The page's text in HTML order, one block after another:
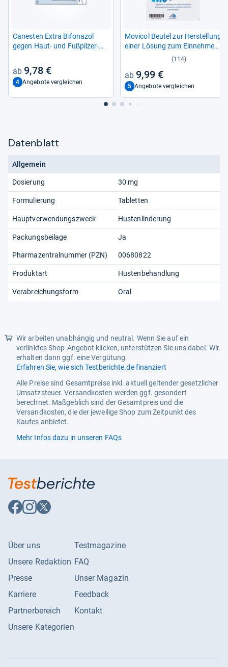
Canes­ten Extra Bifona­zol
gegen Haut-​ und Fuß­pil­zer­
9,78 €
4 Angebote vergleichen
Movi­col Beu­tel zur Her­stel­lung
einer Lösung zum Ein­neh­men
(114)
9,99 €
5 Angebote vergleichen
Datenblatt
Allgemein
Dosierung 30 mg
Formulierung Tabletten
Hauptverwendungszweck Hustenlinderung
Packungsbeilage Ja
Pharmazentralnummer (PZN) 00680822
Produktart Hustenbehandlung
Verabreichungsform Oral
Wir arbeiten unabhängig und neutral. Wenn Sie auf ein
verlinktes Shop-Angebot klicken, unterstützen Sie uns dabei. Wir
erhalten dann ggf. eine Vergütung.
Erfahren Sie, wie sich Testberichte.de finanziert
Alle Preise sind Gesamtpreise inkl. aktuell geltender gesetzlicher
Umsatzsteuer. Versandkosten werden ggf. gesondert
berechnet. Maßgeblich sind der Gesamtpreis und die
Versandkosten, die der jeweilige Shop zum Zeitpunkt des
Kaufes anbietet.
Mehr Infos dazu in unseren FAQs
Auf
Facebook
Auf
Instagram
Auf
X
Über uns
Unsere Redaktion
Presse
Karriere
Partnerbereich
Unsere Kategorien
Testmagazine
FAQ
Unser Magazin
Feedback
Kontakt